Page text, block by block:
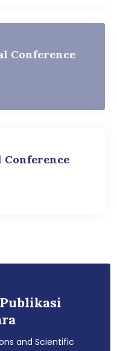
Conference
and Scientific